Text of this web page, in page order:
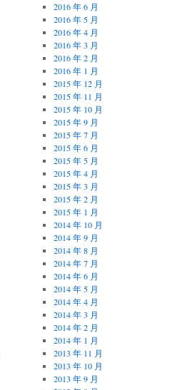
2016 年 6 月
2016 年 5 月
2016 年 4 月
2016 年 3 月
2016 年 2 月
2016 年 1 月
2015 年 12 月
2015 年 11 月
2015 年 10 月
2015 年 9 月
2015 年 7 月
2015 年 6 月
2015 年 5 月
2015 年 4 月
2015 年 3 月
2015 年 2 月
2015 年 1 月
2014 年 10 月
2014 年 9 月
2014 年 8 月
2014 年 7 月
2014 年 6 月
2014 年 5 月
2014 年 4 月
2014 年 3 月
2014 年 2 月
2014 年 1 月
2013 年 11 月
2013 年 10 月
2013 年 9 月